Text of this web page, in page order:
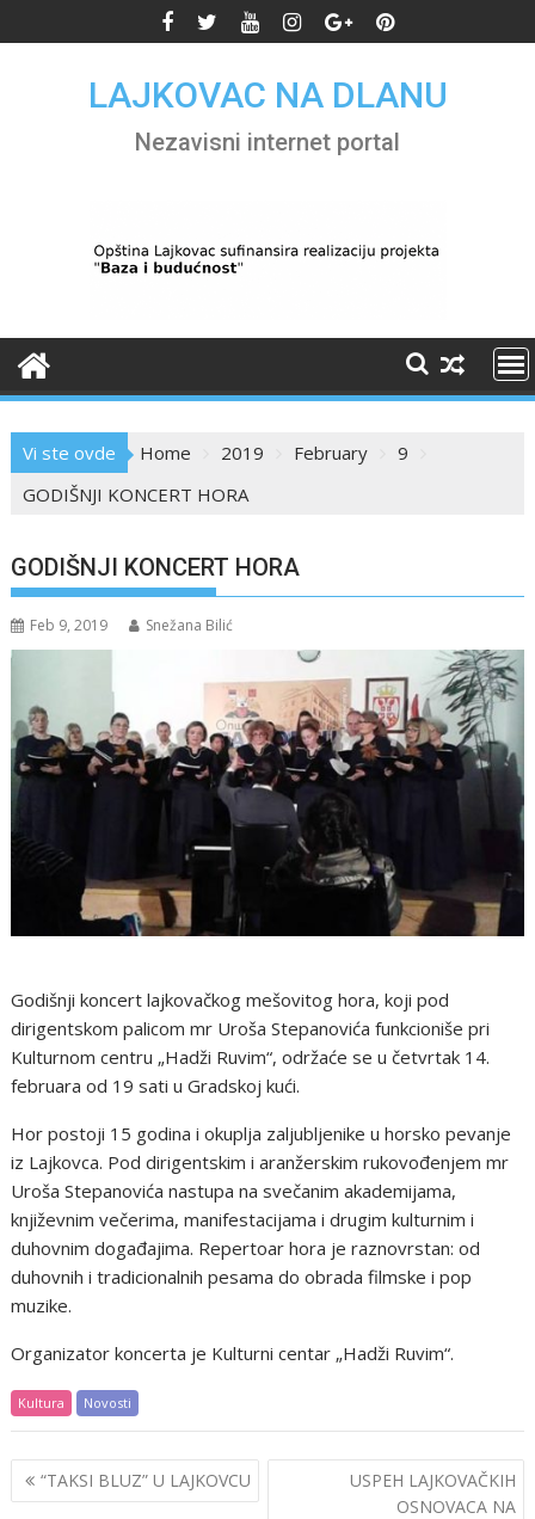
to
LAJKOVAC NA DLANU
Nezavisni internet portal
Vi ste ovde Home 2019 February
9
GODIŠNJI KONCERT HORA
GODIŠNJI KONCERT HORA
Feb 9, 2019 Snežana Bilić
Godišnji koncert lajkovačkog mešovitog hora, koji pod
dirigentskom palicom mr Uroša Stepanovića funkcioniše pri
Kulturnom centru „Hadži Ruvim“, održaće se u četvrtak 14.
februara od 19 sati u Gradskoj kući.
Hor postoji 15 godina i okuplja zaljubljenike u horsko pevanje
iz Lajkovca. Pod dirigentskim i aranžerskim rukovođenjem mr
Uroša Stepanovića nastupa na svečanim akademijama,
književnim večerima, manifestacijama i drugim kulturnim i
duhovnim događajima. Repertoar hora je raznovrstan: od
duhovnih i tradicionalnih pesama do obrada filmske i pop
muzike.
Organizator koncerta je Kulturni centar „Hadži Ruvim“.
Kultura Novosti
Post
navigation
“TAKSI BLUZ” U LAJKOVCU
USPEH LAJKOVAČKIH
OSNOVACA NA